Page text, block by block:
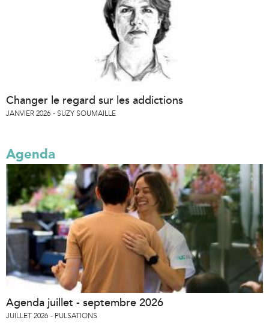
Changer le regard sur les addictions
JANVIER 2026 SUZY SOUMAILLE
Agenda
Agenda juillet - septembre 2026
JUILLET 2026 PULSATIONS